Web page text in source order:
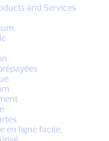
and Services
en ligne facile,